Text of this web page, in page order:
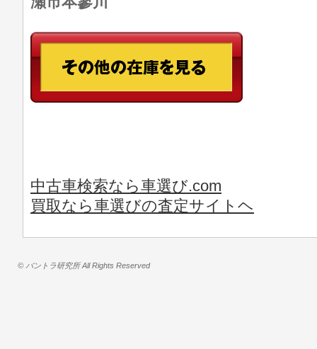
中古車検索なら車選び.com
買取なら車選びの査定サイトヘ
© バントラ研究所 All Rights Reserved